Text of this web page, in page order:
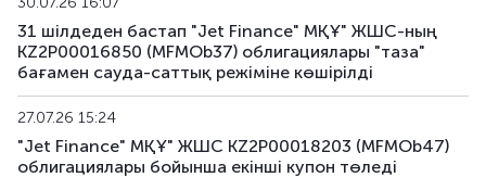
MFMOb49 KZ2P00018880 альтернативті
MFMOb50 KZ2P00018898 альтернативті
31 шілдеден бастап "Jet Finance" МҚҰ" ЖШС-ның
KZ2P00016850 (MFMOb37) облигациялары "таза"
бағамен сауда-саттық режіміне көшірілді
27.07.26 15:24
"Jet Finance" МҚҰ" ЖШС KZ2P00018203 (MFMOb47)
облигациялары бойынша екінші купон төледі